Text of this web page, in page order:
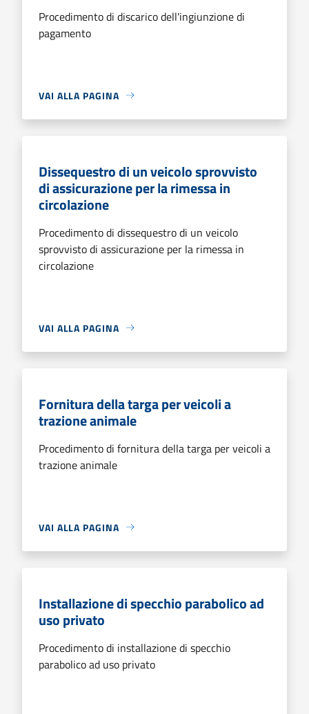
Procedimento di discarico dell'ingiunzione di
pagamento
VAI ALLA PAGINA
Dissequestro di un veicolo sprovvisto
di assicurazione per la rimessa in
circolazione
Procedimento di dissequestro di un veicolo
sprovvisto di assicurazione per la rimessa in
circolazione
VAI ALLA PAGINA
Fornitura della targa per veicoli a
trazione animale
Procedimento di fornitura della targa per veicoli a
trazione animale
VAI ALLA PAGINA
Installazione di specchio parabolico ad
uso privato
Procedimento di installazione di specchio
parabolico ad uso privato